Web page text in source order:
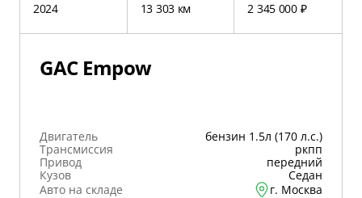
2024 13 303 км 2 345 000 ₽
GAC Empow
Двигатель
бензин 1.5л (170 л.с.)
Трансмиссия
ркпп
Привод
передний
Кузов
Седан
Авто на складе
г. Москва